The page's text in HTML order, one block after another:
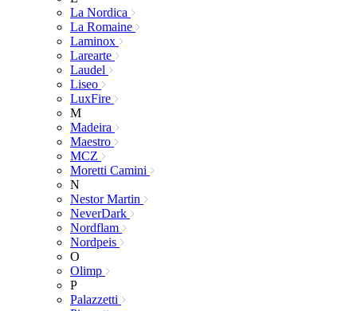
La Nordica
La Romaine
Laminox
Larearte
Laudel
Liseo
LuxFire
M
Madeira
Maestro
MCZ
Moretti Camini
N
Nestor Martin
NeverDark
Nordflam
Nordpeis
O
Olimp
P
Palazzetti